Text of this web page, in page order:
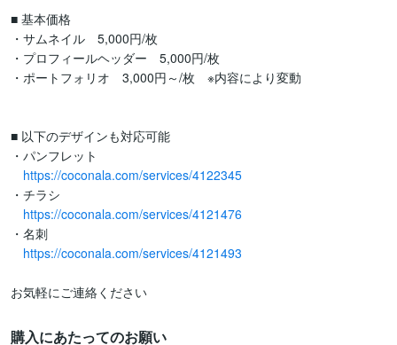
■ 基本価格
・サムネイル　5,000円/枚
・プロフィールヘッダー　5,000円/枚
・ポートフォリオ　3,000円～/枚　※内容により変動
■ 以下のデザインも対応可能
・パンフレット
https://coconala.com/services/4122345
・チラシ
https://coconala.com/services/4121476
・名刺
https://coconala.com/services/4121493
お気軽にご連絡ください
購入にあたってのお願い